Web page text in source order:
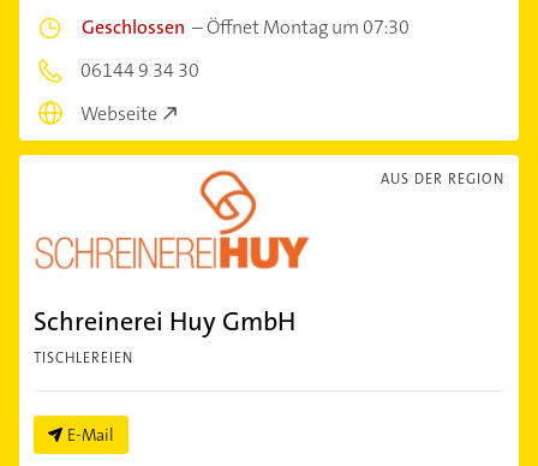
Geschlossen –Öffnet Montag um 07:30
06144 9 34 30
Webseite
AUS DER REGION
Schreinerei Huy GmbH
TISCHLEREIEN
E-Mail